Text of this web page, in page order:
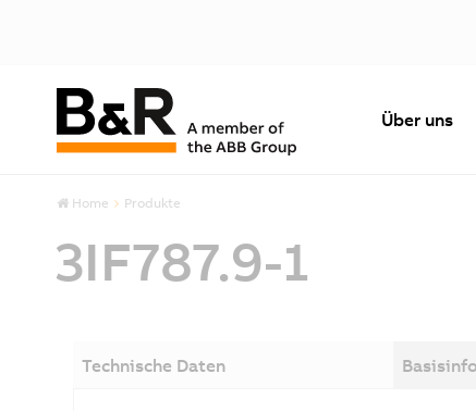
Über uns
Home Produkte
3IF787.9-1
Technische Daten